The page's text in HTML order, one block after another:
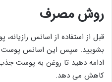
روش مصرف
قبل از استفاده از اسانس
بشویید. سپس این اسانس پوست
ادامه دهید تا روغن به پوست
کاهش می دهد.